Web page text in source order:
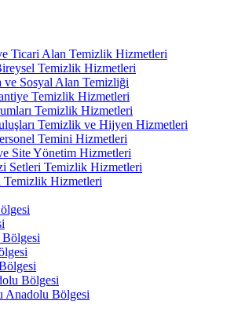
Ticari Alan Temizlik Hizmetleri
Temizlik Hizmetleri
ve Sosyal Alan Temizliği
Temizlik Hizmetleri
Temizlik Hizmetleri
Temizlik ve Hijyen Hizmetleri
Temini Hizmetleri
Site Yönetim Hizmetleri
Setleri Temizlik Hizmetleri
Temizlik Hizmetleri
Bölgesi
Anadolu Bölgesi